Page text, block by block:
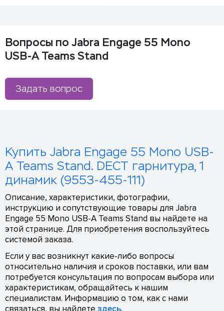
Вопросы по Jabra Engage 55 Mono
USB-A Teams Stand
Задать вопрос
Купить Jabra Engage 55 Mono USB-
A Teams Stand. DECT гарнитура, 1
динамик (9553-455-111)
Описание, характеристики, фотографии,
инструкцию и сопутствующие товары для Jabra
Engage 55 Mono USB-A Teams Stand вы найдете на
этой странице. Для приобретения воспользуйтесь
системой заказа.
Если у вас возникнут какие-либо вопросы
относительно наличия и сроков поставки, или вам
потребуется консультация по вопросам выбора или
характеристикам, обращайтесь к нашим
специалистам. Информацию о том, как с нами
связаться, вы найдете здесь.